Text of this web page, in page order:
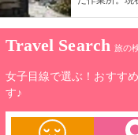
ます。
Travel Search 旅の
女子目線で選ぶ！おすす
す♪